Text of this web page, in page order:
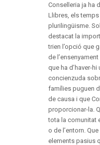
Conselleria ja ha
Llibres, els
plurilingüisme.
destacat la
trien l’opció que
de
que ha d’haver-
concienzuda
famílies puguen
de causa i que
proporcionar-la.
tota la comunitat
o de l’entorn.
elements pasius